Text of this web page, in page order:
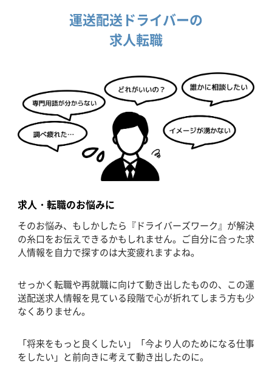
運送配送ドライバーの
求人転職
求人・転職のお悩みに
そのお悩み、もしかしたら『ドライバーズワーク』が解決
の糸口をお伝えできるかもしれません。ご自分に合った求
人情報を自力で探すのは大変疲れますよね。
せっかく転職や再就職に向けて動き出したものの、この運
送配送求人情報を見ている段階で心が折れてしまう方も少
なくありません。
「将来をもっと良くしたい」「今より人のためになる仕事
をしたい」と前向きに考えて動き出したのに。